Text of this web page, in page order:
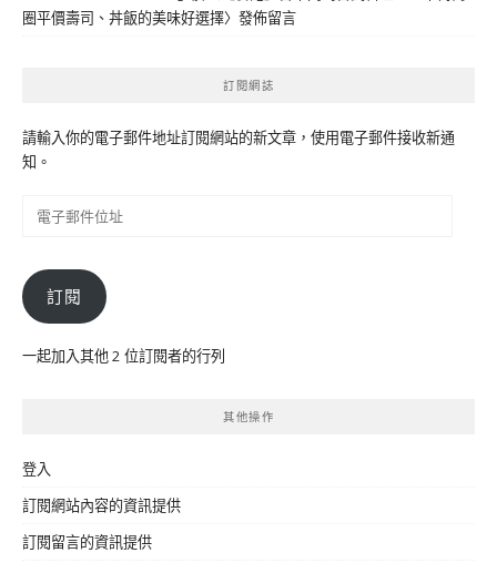
圈平價壽司、丼飯的美味好選擇〉發佈留言
訂閱網誌
請輸入你的電子郵件地址訂閱網站的新文章，使用電子郵件接收新通
知。
件
位
訂閱
一起加入其他 2 位訂閱者的行列
其他操作
登入
訂閱網站內容的資訊提供
訂閱留言的資訊提供